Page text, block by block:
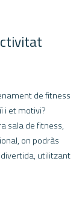
de fitness
i et motivi?
sala de fitness,
on podràs
utilitzant